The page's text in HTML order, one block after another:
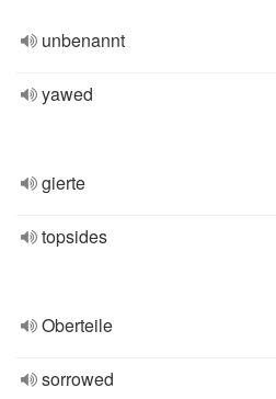
unbenannt
yawed
gierte
topsides
Oberteile
sorrowed